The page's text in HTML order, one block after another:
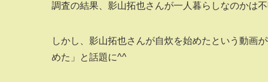
調査の結果、影山拓也さんが一人暮らしなのかは不
しかし、影山拓也さんが自炊を始めたという動画
めた」と話題に^^